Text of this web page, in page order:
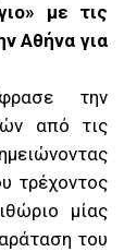
με τις
Αθήνα για
την
από τις
τρέχοντος
μίας
του